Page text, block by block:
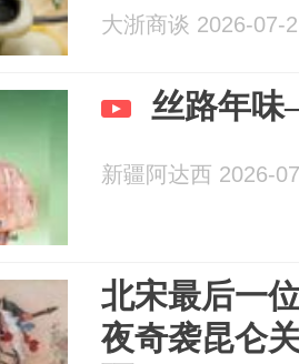
大浙商谈 2026-07-
丝路年
新疆阿达西 2026-
北宋最后一
夜奇袭昆仑